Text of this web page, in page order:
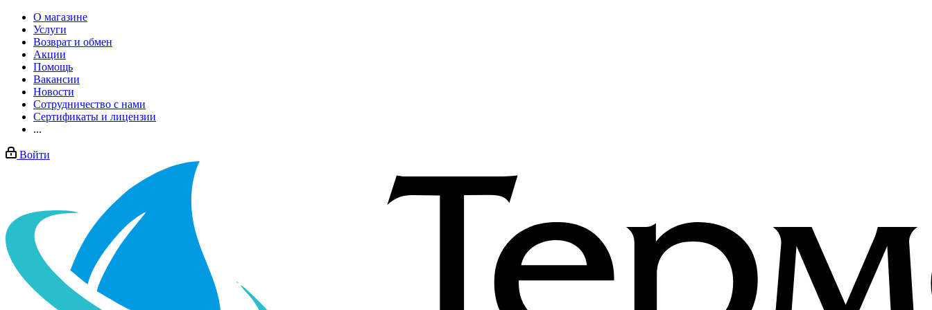
О магазине
Услуги
Возврат и обмен
Акции
Помощь
Вакансии
Новости
Сотрудничество с нами
Сертификаты и лицензии
...
Войти